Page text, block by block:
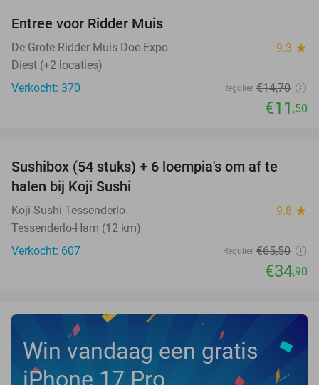
TODAY
Entree voor Ridder Muis
De Grote Ridder Muis Doe-Expo 9.3 star
Diest (+2 locaties)
Verkocht: 370
Regulier €14,70
€11 ,50
47%
Sushibox (54 stuks) + 6 loempia's om af te
halen bij Koji Sushi
Koji Sushi Tessenderlo 9.8 star
Tessenderlo-Ham (12 km)
Verkocht: 607
Regulier €65,50
€34,90
Win vandaag een gratis
iPhone 17 Pro